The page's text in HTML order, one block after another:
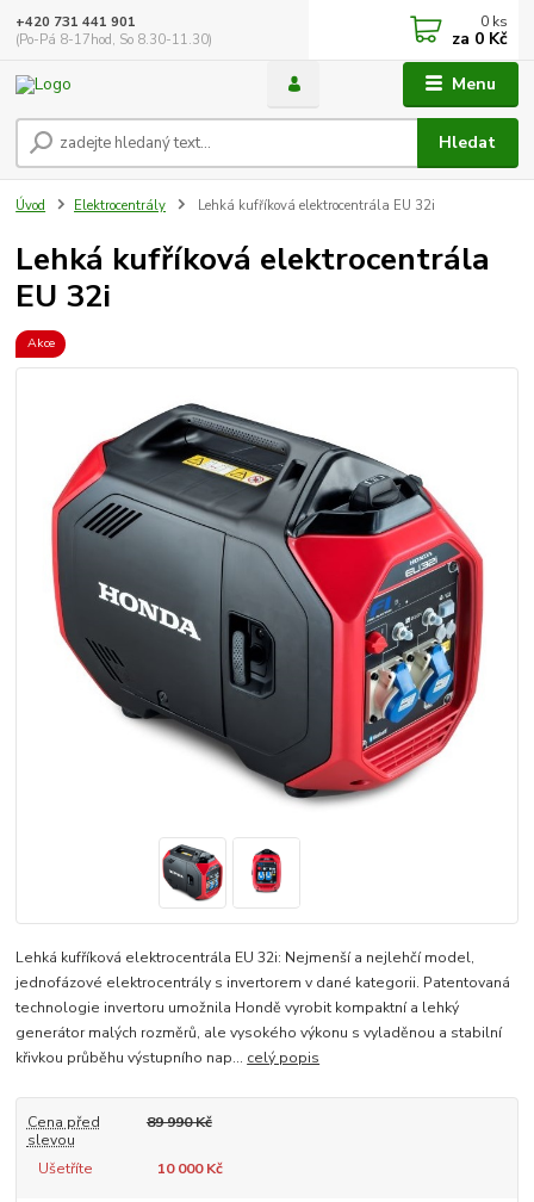
Menu
Hledat
+420 731 441 901
(Po-Pá 8-17hod, So 8.30-11.30)
0 ks
za 0 Kč
Úvod Elektrocentrály Lehká kufříková elektrocentrála EU 32i
Lehká kufříková elektrocentrála
EU 32i
Akce
Lehká kufříková elektrocentrála EU 32i: Nejmenší a nejlehčí model,
jednofázové elektrocentrály s invertorem v dané kategorii. Patentovaná
technologie invertoru umožnila Hondě vyrobit kompaktní a lehký
generátor malých rozměrů, ale vysokého výkonu s vyladěnou a stabilní
křivkou průběhu výstupního nap... celý popis
Cena před
slevou
89 990 Kč
Ušetříte 10 000 Kč